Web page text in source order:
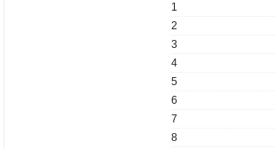
1
2
3
4
5
6
7
8